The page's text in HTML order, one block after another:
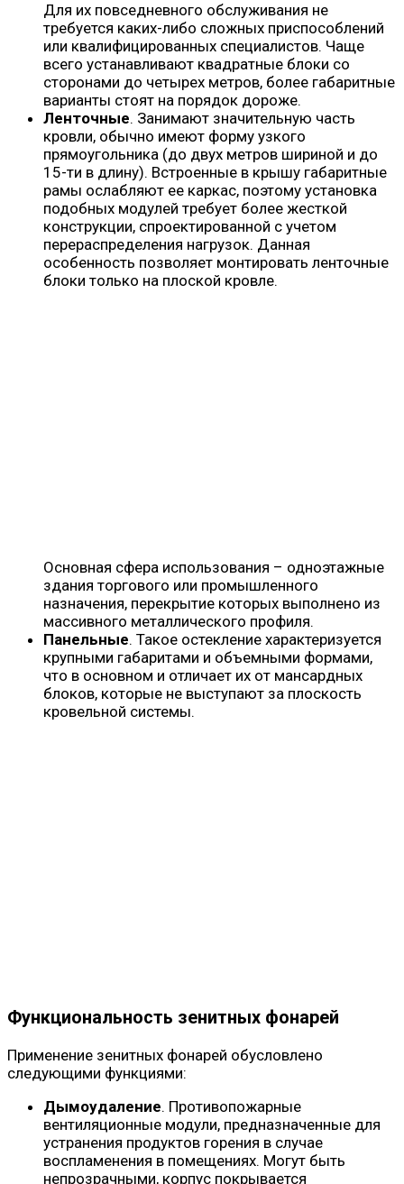
Для их повседневного обслуживания не
требуется каких-либо сложных приспособлений
или квалифицированных специалистов. Чаще
всего устанавливают квадратные блоки со
сторонами до четырех метров, более габаритные
варианты стоят на порядок дороже.
Ленточные. Занимают значительную часть
кровли, обычно имеют форму узкого
прямоугольника (до двух метров шириной и до
15-ти в длину). Встроенные в крышу габаритные
рамы ослабляют ее каркас, поэтому установка
подобных модулей требует более жесткой
конструкции, спроектированной с учетом
перераспределения нагрузок. Данная
особенность позволяет монтировать ленточные
блоки только на плоской кровле.
Основная сфера использования – одноэтажные
здания торгового или промышленного
назначения, перекрытие которых выполнено из
массивного металлического профиля.
Панельные. Такое остекление характеризуется
крупными габаритами и объемными формами,
что в основном и отличает их от мансардных
блоков, которые не выступают за плоскость
кровельной системы.
Функциональность зенитных фонарей
Применение зенитных фонарей обусловлено
следующими функциями:
Дымоудаление. Противопожарные
вентиляционные модули, предназначенные для
устранения продуктов горения в случае
воспламенения в помещениях. Могут быть
непрозрачными, корпус покрывается